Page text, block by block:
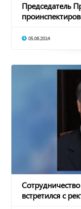
Председатель
05.06.2014
встретился с